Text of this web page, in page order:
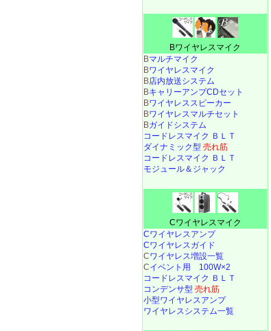
Bワイヤレスマイク
Bマルチマイク
Bワイヤレスマイク
B店内放送システム
BキャリーアンプCDセット
Bワイヤレススピーカー
Bワイヤレスマルチセット
Bガイドシステム
コードレスマイク ＢＬＴ
ダイナミック型 売れ筋
コードレスマイク ＢＬＴ
モジュール＆ジャック
Cワイヤレスマイク
Cワイヤレスアンプ
Cワイヤレスガイド
Cワイヤレス増設一覧
Cイベント用 100W×2
コードレスマイク ＢＬＴ
コンデンサ型 売れ筋
小型ワイヤレスアンプ
ワイヤレスシステム一覧